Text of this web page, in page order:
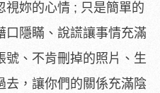
視妳的心情 ; 只是簡單的
口隱瞞、說謊讓事情充滿
號、不肯刪掉的照片、生
去，讓你們的關係充滿陰